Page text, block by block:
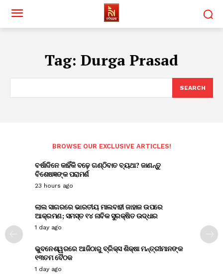
Tag: Durga Prasad
SEARCH
BROWSE OUR EXCLUSIVE ARTICLES!
ବର୍ଷାଦିନେ କାହିଁକି ବଢ଼େ ଗଣ୍ଠିବାତ ବ୍ୟଥା? ଜାଣନ୍ତୁ
ବିଶେଷଜ୍ଞଙ୍କ ପରାମର୍ଶ
23 hours ago
ଲାଲ ସାଗରରେ ଭାରତୀୟ ମାଲବାହୀ ଜାହାଜ ଉପରେ
ଆକ୍ରମଣ; ସମସ୍ତ ୧୪ ନାବିକ ସୁରକ୍ଷିତ ଉଦ୍ଧାର
1 day ago
ଭୁବନେଶ୍ୱରରେ ଆଜିଠାରୁ ବ୍ରିକ୍ସ ଶିକ୍ଷା ମନ୍ତ୍ରୀମାନଙ୍କ
୧୩ତମ ବୈଠକ
1 day ago